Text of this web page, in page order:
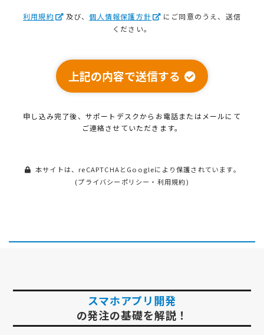
利用規約 及び、個人情報保護方針
にご同意のうえ、送信
ください。
上記の内容で送信する
申し込み完了後、サポートデスクから お電話またはメールにて
ご連絡させていただきます。
本サイトは、reCAPTCHAとGoogleにより保護されています。
(プライバシーポリシー ・ 利用規約)
スマホアプリ開発
の発注の基礎を解説！